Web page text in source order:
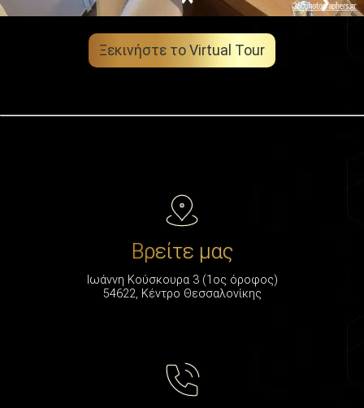
Ξεκινήστε το Virtual Tour
Βρείτε μας
Ιωάννη Κούσκουρα 3 (1ος όροφος)
54622, Κέντρο Θεσσαλονίκης